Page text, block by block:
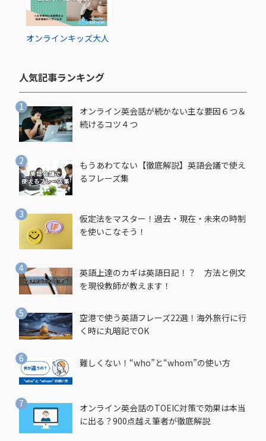
オンラインキッズ大人
人気記事ランキング​
オンライン英会話が続かない主な要因６つ＆
続けるコツ４つ
もうあわてない【徹底解説】英語会議で使え
るフレーズ集
仮定法をマスター！過去・現在・未来の時制
を使いこなそう！
英語上達のカギは英語日記！？ 方法と例文
を現役教師が教えます！
空港で使う英語フレーズ22選！海外旅行に行
く時に丸暗記でOK
難しくない！“who”と“whom”の使い方
オンライン英会話のTOEIC対策で効果は本当
に出る？900点越え筆者が徹底解説